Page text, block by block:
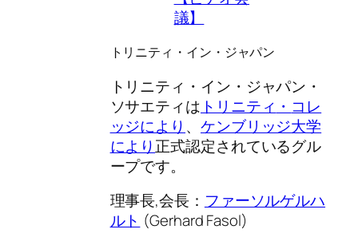
議】
トリニティ・イン・ジャパン
トリニティ・イン・ジャパン・
ソサエティは トリニティ ・ コレ
ッジにより 、 ケンブリッジ大学
により正式認定されているグル
ープです。
理事長,会長： ファーソルゲルハ
ルト (Gerhard Fasol)